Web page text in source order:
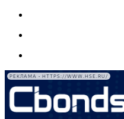
РЕКЛАМА • HTTPS://WWW.HSE.RU/